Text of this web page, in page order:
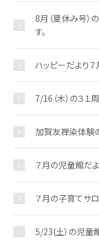
8月（夏休み号）
す。
ハッピーだより
7/16（木）の３１
加賀友禅染体験
７月の児童館だよ
７月の子育てサ
5/23(土）の児童